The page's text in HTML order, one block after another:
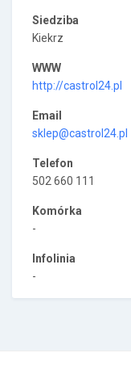
Siedziba
Kiekrz
WWW
http://castrol24.pl
Email
sklep@castrol24.pl
Telefon
502 660 111
Komórka
-
Infolinia
-